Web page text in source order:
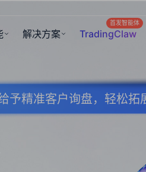
解决方案 TradingClaw
首发智能体
予精准客户询盘，轻松拓